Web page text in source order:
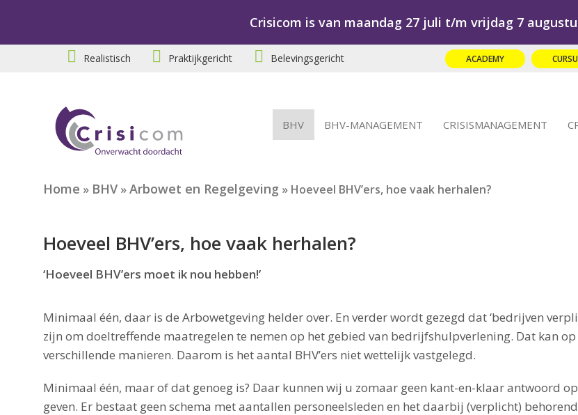
Crisicom is van maandag 27 juli t/m vrijdag 7
Realistisch Praktijkgericht Belevingsgericht ACADEMY
BHV BHV-MANAGEMENT CRISISMANAGEMENT
Home » BHV »Arbowet en Regelgeving » Hoeveel BHV’ers, hoe vaak herhalen?
Hoeveel BHV’ers, hoe vaak herhalen?
‘Hoeveel BHV’ers moet ik nou hebben!’
Minimaal één, daar is de Arbowetgeving helder over. En verder wordt gezegd dat ‘bedrijven
zijn om doeltreffende maatregelen te nemen op het gebied van bedrijfshulpverlening. Dat kan op
verschillende manieren. Daarom is het aantal BHV’ers niet wettelijk vastgelegd.
Minimaal één, maar of dat genoeg is? Daar kunnen wij u zomaar geen kant-en-klaar antwoord op
geven. Er bestaat geen schema met aantallen personeelsleden en het daarbij (verplicht)